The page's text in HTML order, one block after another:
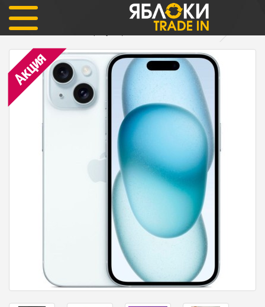
iPhone 15 Plus 256гб (голубой) ОФИЦИАЛЬНЫЙ nano sim
Акция